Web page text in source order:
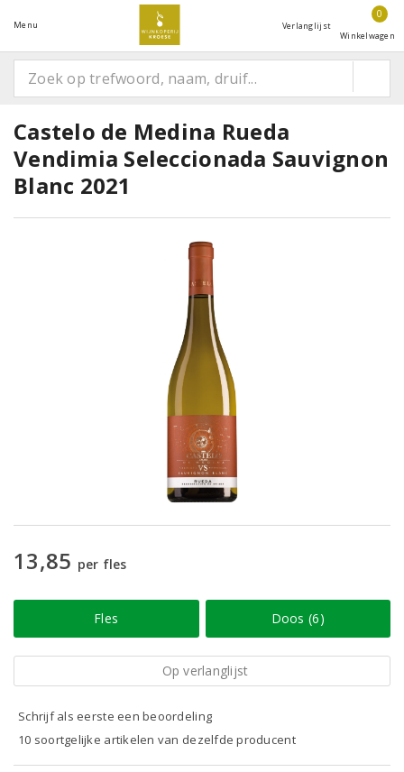
Menu Verlanglijst
0
Winkelwagen
Castelo de Medina Rueda
Vendimia Seleccionada Sauvignon
Blanc 2021
13,85 per fles
Fles Doos (6)
Op verlanglijst
Schrijf als eerste een beoordeling
10 soortgelijke artikelen van dezelfde producent